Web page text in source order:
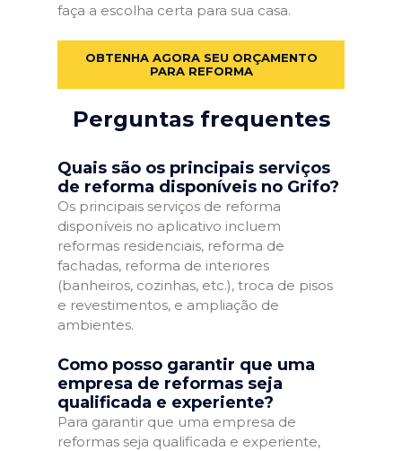
faça a escolha certa para sua casa.
OBTENHA AGORA SEU ORÇAMENTO
PARA REFORMA
Perguntas frequentes
Quais são os principais serviços
de reforma disponíveis no Grifo?
Os principais serviços de reforma
disponíveis no aplicativo incluem
reformas residenciais, reforma de
fachadas, reforma de interiores
(banheiros, cozinhas, etc.), troca de pisos
e revestimentos, e ampliação de
ambientes.
Como posso garantir que uma
empresa de reformas seja
qualificada e experiente?
Para garantir que uma empresa de
reformas seja qualificada e experiente,